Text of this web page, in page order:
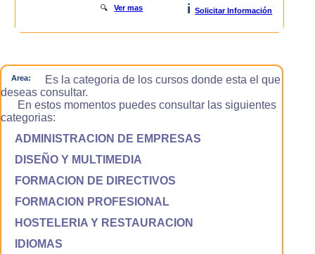
🔍Ver mas i Solicitar Información
Area:
Es la categoria de los cursos donde esta el que
deseas consultar.
En estos momentos puedes consultar las siguientes
categorias:
ADMINISTRACION DE EMPRESAS
DISEÑO Y MULTIMEDIA
FORMACION DE DIRECTIVOS
FORMACION PROFESIONAL
HOSTELERIA Y RESTAURACION
IDIOMAS